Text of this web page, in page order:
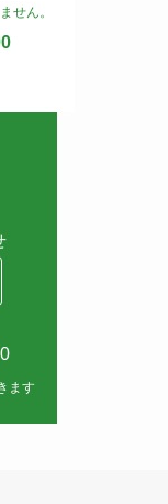
せん。
ます